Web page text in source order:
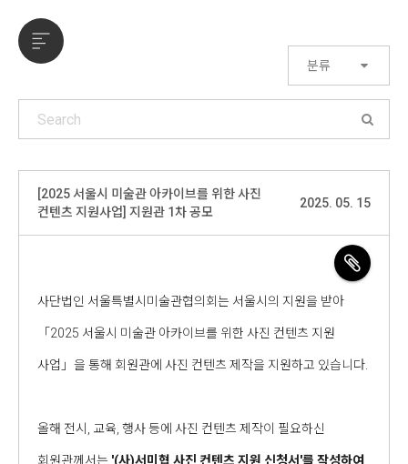
분류
[2025 서울시 미술관 아카이브를 위한 사진
컨텐츠 지원사업] 지원관 1차 공모
2025. 05. 15
사단법인 서울특별시미술관협의회는 서울시의 지원을 받아
「2025 서울시 미술관 아카이브를 위한 사진 컨텐츠 지원
사업」을 통해 회원관에 사진 컨텐츠 제작을 지원하고 있습니다.
올해 전시, 교육, 행사 등에 사진 컨텐츠 제작이 필요하신
회원관께서는 '(사)서미협 사진 컨텐츠 지원 신청서'를 작성하여